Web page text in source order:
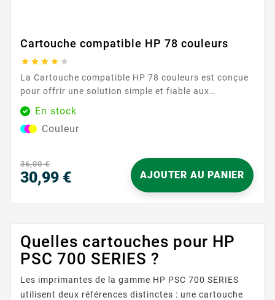
Cartouche compatible HP 78 couleurs
    
La Cartouche compatible HP 78 couleurs est conçue
pour offrir une solution simple et fiable aux
utilisateurs d’imprimantes utilisant la référence HP
78 . Facile à installer, elle s’insère en quelques gestes
et permet de reprendre l’impression sans
maison comme au bureau, elle délivre des couleurs
régulières et...
En stock
Couleur
36,00 €
30,99 € AJOUTER AU PANIER
Quelles cartouches pour HP
PSC 700 SERIES ?
Les imprimantes de la gamme HP PSC 700 SERIES
utilisent deux références distinctes : une cartouche